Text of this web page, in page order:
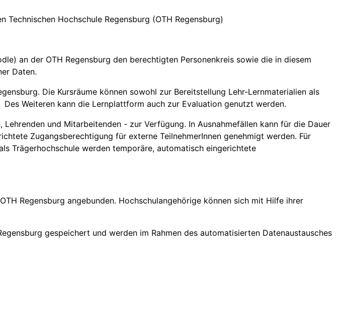
Hochschule Regensburg (OTH Regensburg)
an der OTH Regensburg den berechtigten Personenkreis sowie die in diesem
Daten.
Die Kursräume können sowohl zur Bereitstellung Lehr-Lernmaterialien als
Weiteren kann die Lernplattform auch zur Evaluation genutzt werden.
und Mitarbeitenden - zur Verfügung. In Ausnahmefällen kann für die Dauer
Zugangsberechtigung für externe TeilnehmerInnen genehmigt werden. Für
Trägerhochschule werden temporäre, automatisch eingerichtete
Regensburg angebunden. Hochschulangehörige können sich mit Hilfe ihrer
gespeichert und werden im Rahmen des automatisierten Datenaustausches